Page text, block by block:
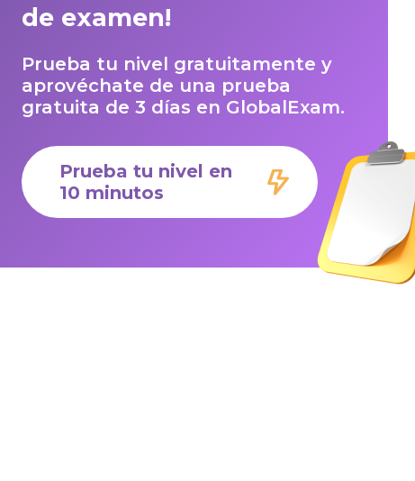
de examen!
Prueba tu nivel gratuitamente y
aprovéchate de una prueba
gratuita de 3 días en GlobalExam.
Prueba tu nivel en
10 minutos